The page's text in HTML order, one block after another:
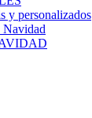
y personalizados
Navidad